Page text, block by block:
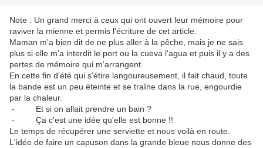
Note : Un grand merci à ceux qui ont ouvert leur mémoire pour
raviver la mienne et permis l'écriture de cet article.
Maman m'a bien dit de ne plus aller à la pêche, mais je ne sais
plus si elle m'a interdit le port ou la cueva l'agua et puis il y a des
pertes de mémoire qui m'arrangent.
En cette fin d'été qui s'étire langoureusement, il fait chaud, toute
la bande est un peu éteinte et se traîne dans la rue, engourdie
par la chaleur.
- Et si on allait prendre un bain ?
- Ça c'est une idée qu'elle est bonne !!
Le temps de récupérer une serviette et nous voilà en route.
L'idée de faire un capuson dans la grande bleue nous donne des